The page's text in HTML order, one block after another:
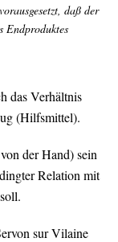
daß der
Endproduktes
das Verhältnis
(Hilfsmittel).
der Hand) sein
Relation mit
sur Vilaine